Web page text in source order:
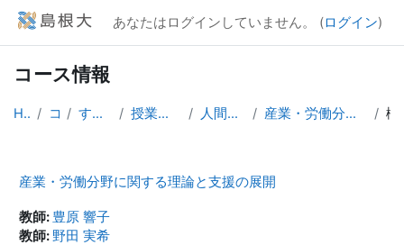
メインコンテンツへスキップする
あなたはログインしていません。 (ログイン)
コース情報
Home コース すべてのコース 授業（大学院生向け） 人間社会科学研究科 産業・労働分野に関する理論と支援の展開
産業・労働分野に関する理論と支援の展開
教師: 豊原 響子
教師:野田 実希